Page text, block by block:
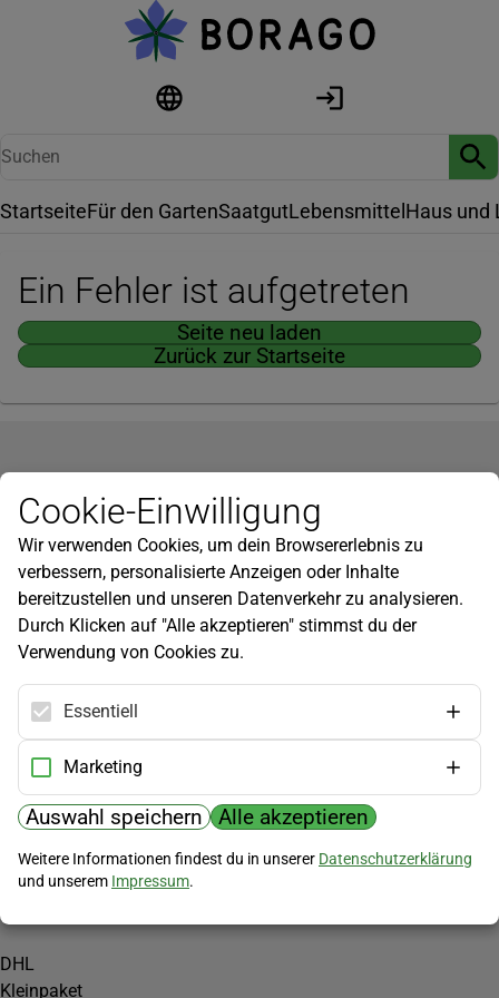
StartseiteFür den GartenSaatgutLebensmittel Haus und
Ein Fehler ist aufgetreten
Seite neu laden
Zurück zur Startseite
Newsletter
Infos zu neuen Produkten, Gartentipps und mehr findest du in
unserem Newsletter!
Jetzt anmelden
Hilfe
Kundenservice
Widerrufsbelehrung
Versandkosten
Zahlungsmöglichkeiten
PayPal
Vorkasse
Versand
DHL
Kleinpaket
Cookie-Einwilligung
Wir verwenden Cookies, um dein Browsererlebnis zu
verbessern, personalisierte Anzeigen oder Inhalte
bereitzustellen und unseren Datenverkehr zu analysieren.
Durch Klicken auf "Alle akzeptieren" stimmst du der
Verwendung von Cookies zu.
Essentiell
Marketing
Auswahl speichern Alle akzeptieren
Weitere Informationen findest du in unserer Datenschutzerklärung
und unserem Impressum.